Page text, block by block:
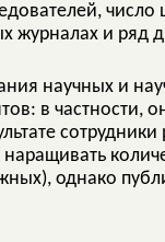
журналах и ряд
научных и
в частности,
однако